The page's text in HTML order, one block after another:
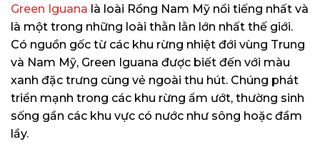
Green Iguana là loài Rồng Nam Mỹ nổi tiếng nhất và
là một trong những loài thằn lằn lớn nhất thế giới.
Có nguồn gốc từ các khu rừng nhiệt đới vùng Trung
và Nam Mỹ, Green Iguana được biết đến với màu
xanh đặc trưng cùng vẻ ngoài thu hút. Chúng phát
triển mạnh trong các khu rừng ẩm ướt, thường sinh
sống gần các khu vực có nước như sông hoặc đầm
lầy.